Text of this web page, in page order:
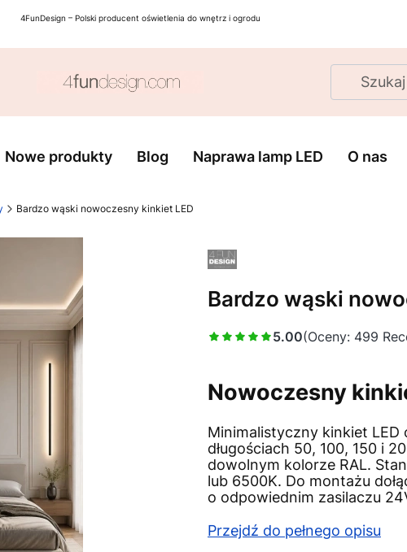
4FunDesign – Polski producent oświetlenia do wnętrz i ogrodu
Nowe produkty Blog Naprawa lamp LED O nas
Bardzo wąski nowoczesny kinkiet LED
Bardzo wąski
5.00(Oceny: 499
Nowoczesny
Minimalistyczny kinkiet LED
długościach 50, 100, 150 i
dowolnym kolorze RAL.
lub 6500K. Do montażu
o odpowiednim zasilaczu
Przejdź do pełnego opisu